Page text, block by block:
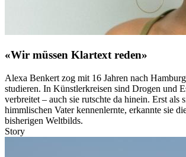
«Wir müssen Klartext reden»
Alexa Benkert zog mit 16 Jahren nach
studieren. In Künstlerkreisen sind Drogen und
verbreitet – auch sie rutschte da hinein. Erst als
himmlischen Vater kennenlernte, erkannte sie
bisherigen Weltbilds.
Story